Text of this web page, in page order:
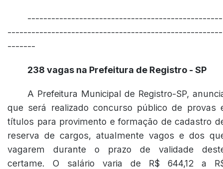
-------------------------------------------------
------------------------------------------------------
-------
238 vagas na Prefeitura de Registro - SP
A Prefeitura Municipal de Registro-SP,
que será realizado concurso público de provas
títulos para provimento e formação de cadastro
reserva de cargos, atualmente vagos e dos
vagarem durante o prazo de validade
certame. O salário varia de R$ 644,12 a